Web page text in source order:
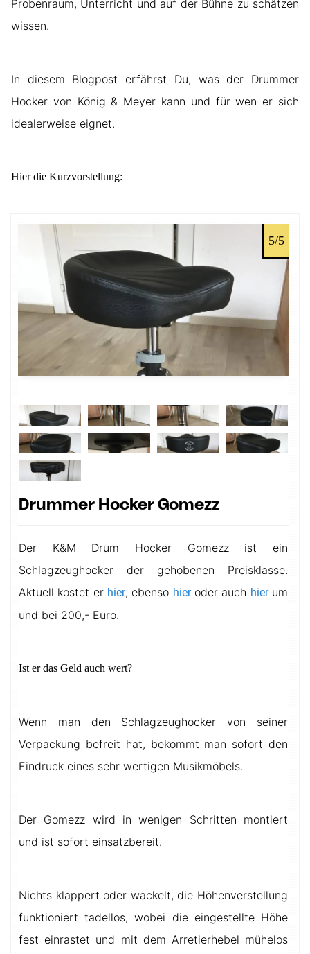
Probenraum, Unterricht und auf der Bühne zu schätzen
wissen.
In diesem Blogpost erfährst Du, was der Drummer
Hocker von König & Meyer kann und für wen er sich
idealerweise eignet.
Hier die Kurzvorstellung:
5/5
Drummer Hocker Gomezz
Der K&M Drum Hocker Gomezz ist ein
Schlagzeughocker der gehobenen Preisklasse.
Aktuell kostet er hier, ebenso hieroder auch hierum
und bei 200,- Euro.
Ist er das Geld auch wert?
Wenn man den Schlagzeughocker von seiner
Verpackung befreit hat, bekommt man sofort den
Eindruck eines sehr wertigen Musikmöbels.
Der Gomezz wird in wenigen Schritten montiert
und ist sofort einsatzbereit.
Nichts klappert oder wackelt, die Höhenverstellung
funktioniert tadellos, wobei die eingestellte Höhe
fest einrastet und mit dem Arretierhebel mühelos